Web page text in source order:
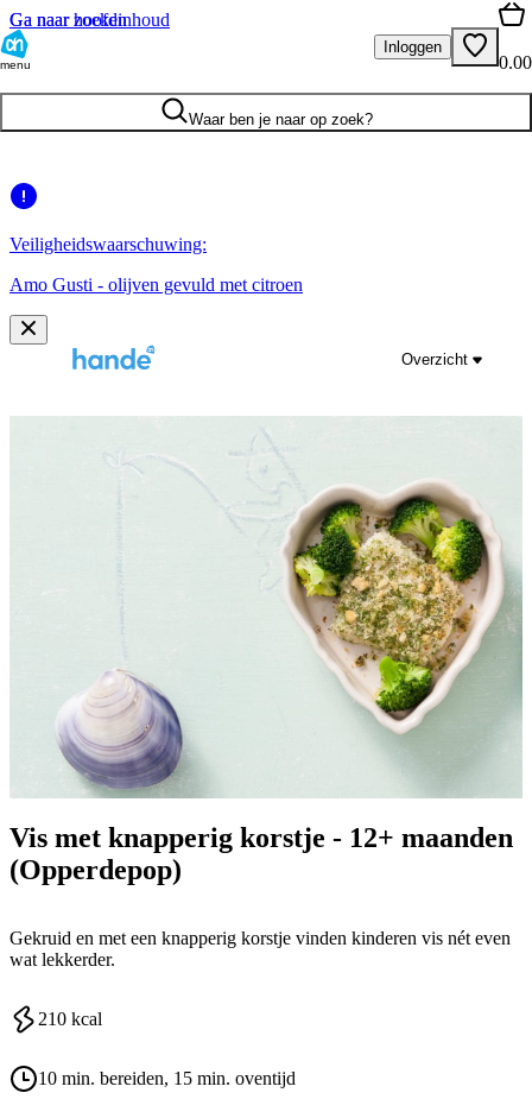
Ga naar hoofdinhoud
Ga naar zoeken
menu
Inloggen
0.00
Waar ben je naar op zoek?
Veiligheidswaarschuwing:
Amo Gusti - olijven gevuld met citroen
Overzicht
Vis met knapperig korstje - 12+ maanden
(Opperdepop)
Gekruid en met een knapperig korstje vinden kinderen vis nét even
wat lekkerder.
210 kcal
10 min. bereiden, 15 min. oventijd